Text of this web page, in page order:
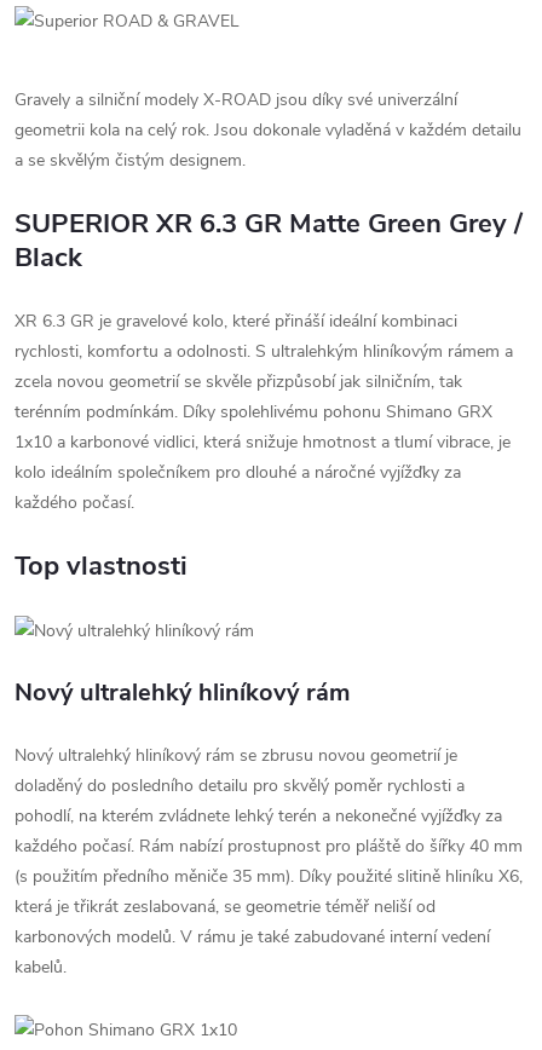
Gravely a silniční modely X-ROAD jsou díky své univerzální
geometrii kola na celý rok. Jsou dokonale vyladěná v každém detailu
a se skvělým čistým designem.
SUPERIOR XR 6.3 GR Matte Green Grey /
Black
XR 6.3 GR je gravelové kolo, které přináší ideální kombinaci
rychlosti, komfortu a odolnosti. S ultralehkým hliníkovým rámem a
zcela novou geometrií se skvěle přizpůsobí jak silničním, tak
terénním podmínkám. Díky spolehlivému pohonu Shimano GRX
1x10 a karbonové vidlici, která snižuje hmotnost a tlumí vibrace, je
kolo ideálním společníkem pro dlouhé a náročné vyjížďky za
každého počasí.
Top vlastnosti
Nový ultralehký hliníkový rám
Nový ultralehký hliníkový rám se zbrusu novou geometrií je
doladěný do posledního detailu pro skvělý poměr rychlosti a
pohodlí, na kterém zvládnete lehký terén a nekonečné vyjížďky za
každého počasí. Rám nabízí prostupnost pro pláště do šířky 40 mm
(s použitím předního měniče 35 mm). Díky použité slitině hliníku X6,
která je třikrát zeslabovaná, se geometrie téměř neliší od
karbonových modelů. V rámu je také zabudované interní vedení
kabelů.